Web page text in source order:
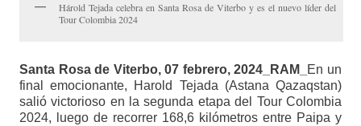
Hárold Tejada celebra en Santa Rosa de Viterbo y es el nuevo líder del
Tour Colombia 2024
Santa Rosa de Viterbo, 07 febrero, 2024_RAM_ En un
final emocionante, Harold Tejada (Astana Qazaqstan)
salió victorioso en la segunda etapa del Tour Colombia
2024, luego de recorrer 168,6 kilómetros entre Paipa y